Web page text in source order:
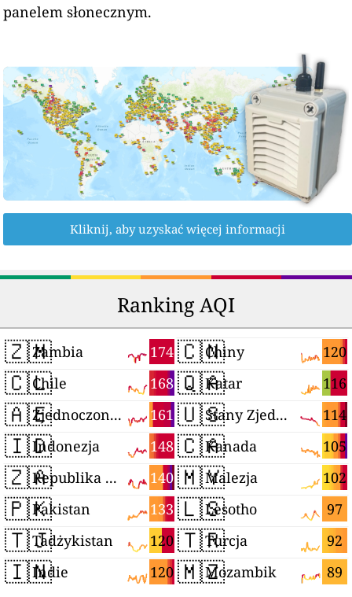
panelem słonecznym.
Kliknij, aby uzyskać więcej informacji
Ranking AQI
🇿🇲 174
Zambia
🇨🇱 168
Chile
🇦🇪 161
Zjednoczone Emiraty Arabskie
🇮🇩 148
Indonezja
🇿🇦 140
Republika Południowej Afryki
🇵🇰 133
Pakistan
🇹🇯 120
Tadżykistan
🇮🇳 120
Indie
🇨🇳 120
Chiny
🇶🇦 116
Katar
🇺🇸 114
Stany Zjednoczone
🇨🇦 105
Kanada
🇲🇾 102
Malezja
🇱🇸 97
Lesotho
🇹🇷 92
Turcja
🇲🇿 89
Mozambik